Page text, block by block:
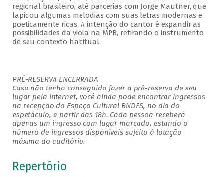
regional brasileiro, até parcerias com Jorge Mautner, que
lapidou algumas melodias com suas letras modernas e
poeticamente ricas. A intenção do cantor é expandir as
possibilidades da viola na MPB, retirando o instrumento
de seu contexto habitual.
PRÉ-RESERVA ENCERRADA
Caso não tenha conseguido fazer a pré-reserva de seu
lugar pela internet, você ainda pode encontrar ingressos
na recepção do Espaço Cultural BNDES, no dia do
espetáculo, a partir das 18h. Cada pessoa receberá
apenas um ingresso com lugar marcado, estando o
número de ingressos disponíveis sujeito à lotação
máxima do auditório.
Repertório